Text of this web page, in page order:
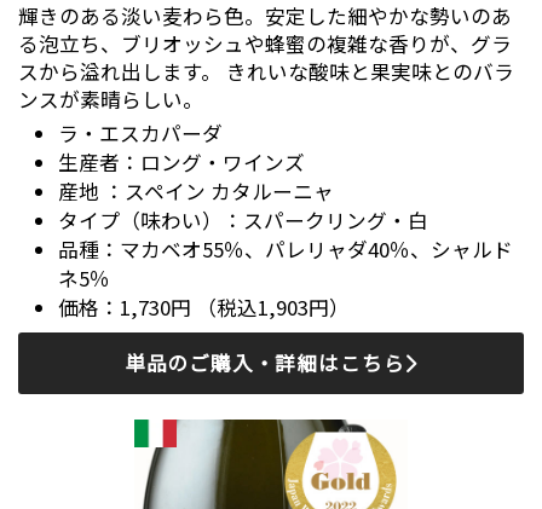
輝きのある淡い麦わら色。安定した細やかな勢いのあ
る泡立ち、ブリオッシュや蜂蜜の複雑な香りが、グラ
スから溢れ出します。 きれいな酸味と果実味とのバラ
ンスが素晴らしい。
ラ・エスカパーダ
ロング・ワインズ
スペイン カタルーニャ
スパークリング・白
マカベオ55％、パレリャダ40％、シャルド
ネ5％
1,730円 （税込1,903円）
単品のご購入・詳細はこちら